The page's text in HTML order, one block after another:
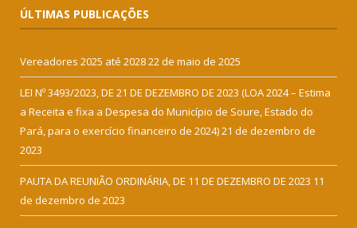
ÚLTIMAS PUBLICAÇÕES
Vereadores 2025 até 202822 de maio de 2025
LEI Nº 3493/2023, DE 21 DE DEZEMBRO DE 2023 (LOA 2024 – Estima
a Receita e fixa a Despesa do Município de Soure, Estado do
Pará, para o exercício financeiro de 2024)21 de dezembro de
2023
PAUTA DA REUNIÃO ORDINÁRIA, DE 11 DE DEZEMBRO DE 2023 11
de dezembro de 2023